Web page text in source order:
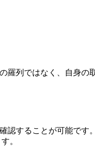
羅列ではなく、自身の
認することが可能です
。